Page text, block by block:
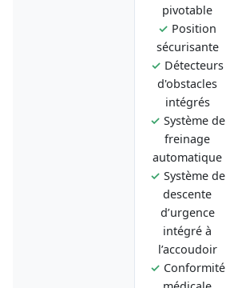
pivotable
✓ Position
sécurisante
✓ Détecteurs
d'obstacles
intégrés
✓ Système de
freinage
automatique
✓ Système de
descente
d’urgence
intégré à
l’accoudoir
✓ Conformité